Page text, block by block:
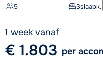
5 3slaapk.
1 week vanaf
€ 1.803 per